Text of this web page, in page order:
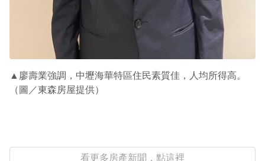
▲ 廖壽業強調，中壢海華特區住民素質佳，人均所得高。
（圖／東森房屋提供）
看更多房產新聞，點這裡